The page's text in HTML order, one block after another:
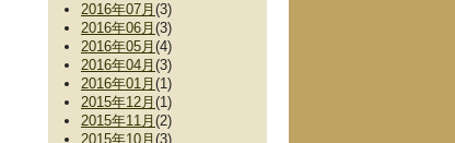
2016年07月 (3)
2016年06月 (3)
2016年05月 (4)
2016年04月 (3)
2016年01月 (1)
2015年12月 (1)
2015年11月 (2)
2015年10月 (3)